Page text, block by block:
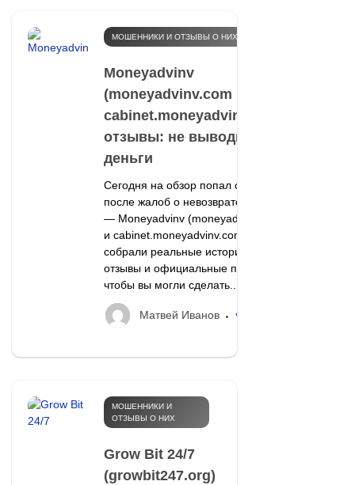
МОШЕННИКИ И ОТЗЫВЫ О НИХ
Moneyadvinv
(moneyadvinv.com и
cabinet.moneyadvinv.com)
отзывы: не выводит
деньги
Сегодня на обзор попал сайт
после жалоб о невозврате денег
— Moneyadvinv (moneyadvinv.com
и cabinet.moneyadvinv.com). Мы
собрали реальные истории,
отзывы и официальные проверки,
чтобы вы могли сделать...
Матвей Иванов
МОШЕННИКИ И
ОТЗЫВЫ О НИХ
Grow Bit 24/7
(growbit247.org)